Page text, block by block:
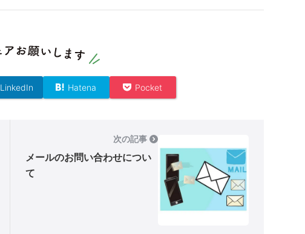
LinkedIn Hatena Pocket
次の記事
メールのお問い合わせについ
て